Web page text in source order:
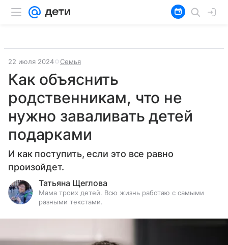
22 июля 2024 Семья
Как объяснить
родственникам, что не
нужно заваливать детей
подарками
И как поступить, если это все равно
произойдет.
Татьяна Щеглова
Мама троих детей. Всю жизнь работаю с самыми
разными текстами.